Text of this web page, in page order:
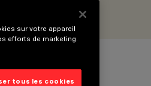
sur votre appareil
efforts de marketing.
tous les cookies